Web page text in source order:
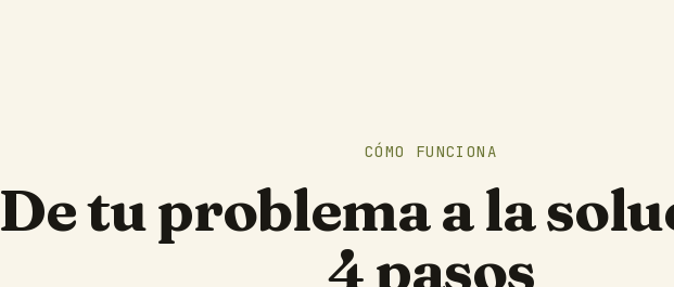
CÓMO FUNCIONA
De tu problema a la
4 pasos